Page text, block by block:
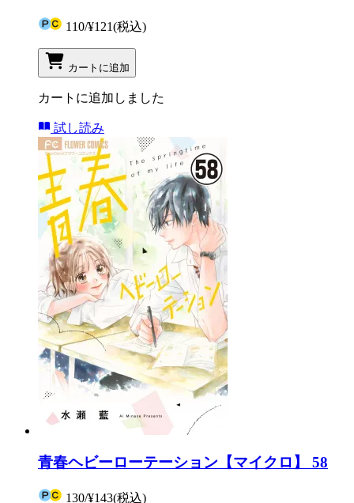
110/¥121(税込)
カートに追加
カートに追加しました
試し読み
青春ヘビーローテーション【マイクロ】 58
130/¥143(税込)